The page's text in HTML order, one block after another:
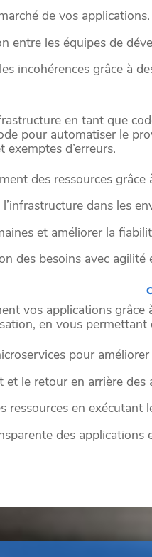
de vos applications.
entre les équipes de
incohérences grâce à
en tant que
pour automatiser le
d’erreurs.
des ressources grâce
dans les
et améliorer la
des besoins avec agilité
vos applications
en vous
pour
et le retour en arrière
ressources en exécutant
des